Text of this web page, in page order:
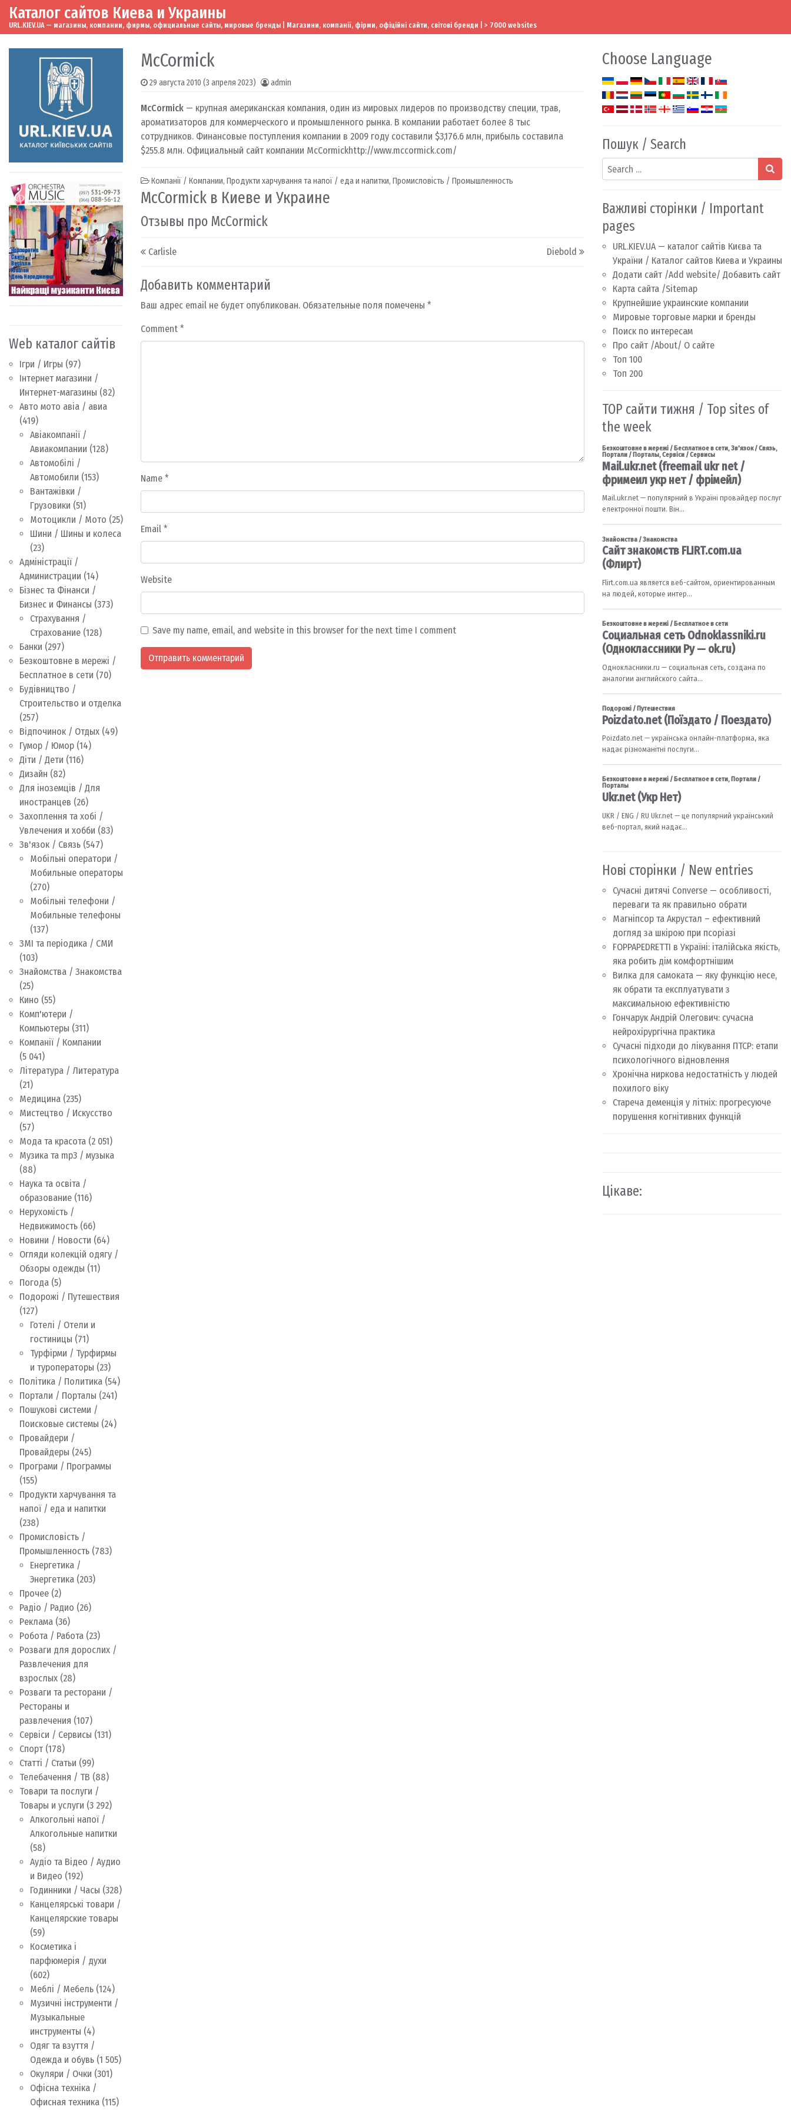
Skip to content
Main Navigation
Каталог сайтов Киева и Украины
URL.KIEV.UA — магазины, компании, фирмы, официальные сайты, мировые бренды | Магазини, компанії, фірми, офіційні сайти, світові бренди | > 7000 websites
Web каталог сайтів
Ігри / Игры (97)
Інтернет магазини /
Интернет-магазины (82)
Авто мото авіа / авиа
(419)
Авіакомпанії /
Авиакомпании (128)
Автомобілі /
Автомобили (153)
Вантажівки /
Грузовики (51)
Мотоцикли / Мото (25)
Шини / Шины и колеса
(23)
Адміністрації /
Администрации (14)
Бізнес та Фінанси /
Бизнес и Финансы (373)
Страхування /
Страхование (128)
Банки (297)
Безкоштовне в мережі /
Бесплатное в сети (70)
Будівництво /
Строительство и отделка
(257)
Відпочинок / Отдых (49)
Гумор / Юмор (14)
Діти / Дети (116)
Дизайн (82)
Для іноземців / Для
иностранцев (26)
Захоплення та хобі /
Увлечения и хобби (83)
Зв'язок / Связь (547)
Мобільні оператори /
Мобильные операторы
(270)
Мобільні телефони /
Мобильные телефоны
(137)
ЗМІ та періодика / СМИ
(103)
Знайомства / Знакомства
(25)
Кино (55)
Комп'ютери /
Компьютеры (311)
Компанії / Компании
(5 041)
Література / Литература
(21)
Медицина (235)
Мистецтво / Искусство
(57)
Мода та красота (2 051)
Музика та mp3 / музыка
(88)
Наука та освіта /
образование (116)
Нерухомість /
Недвижимость (66)
Новини / Новости (64)
Огляди колекцій одягу /
Обзоры одежды (11)
Погода (5)
Подорожі / Путешествия
(127)
Готелі / Отели и
гостиницы (71)
Турфірми / Турфирмы
и туроператоры (23)
Політика / Политика (54)
Портали / Порталы (241)
Пошукові системи /
Поисковые системы (24)
Провайдери /
Провайдеры (245)
Програми / Программы
(155)
Продукти харчування та
напої / еда и напитки
(238)
Промисловість /
Промышленность (783)
Енергетика /
Энергетика (203)
Прочее (2)
Радіо / Радио (26)
Реклама (36)
Робота / Работа (23)
Розваги для дорослих /
Развлечения для
взрослых (28)
Розваги та ресторани /
Рестораны и
развлечения (107)
Сервіси / Сервисы (131)
Спорт (178)
Статті / Статьи (99)
Телебачення / ТВ (88)
Товари та послуги /
Товары и услуги (3 292)
Алкогольні напої /
Алкогольные напитки
(58)
Аудіо та Відео / Аудио
и Видео (192)
Годинники / Часы (328)
Канцелярські товари /
Канцелярские товары
(59)
Косметика і
парфюмерія / духи
(602)
Меблі / Мебель (124)
Музичні інструменти /
Музыкальные
инструменты (4)
Одяг та взуття /
Одежда и обувь (1 505)
Окуляри / Очки (301)
Офісна техніка /
Офисная техника (115)
McCormick
29 августа 2010 (3 апреля 2023) admin
McCormick — крупная американская компания, один из мировых лидеров по производству специи, трав,
ароматизаторов для коммерческого и промышленного рынка. В компании работает более 8 тыс
сотрудников. Финансовые поступления компании в 2009 году составили $3,176.6 млн, прибыль составила
$255.8 млн. Официальный сайт компании McCormickhttp://www.mccormick.com/
Компанії / Компании, Продукти харчування та напої / еда и напитки, Промисловість / Промышленность
McCormick в Киеве и Украине
Отзывы про McCormick
Post navigation
Carlisle Diebold
Добавить комментарий
Ваш адрес email не будет опубликован. Обязательные поля помечены *
Comment *
Name *
Email *
Website
Save my name, email, and website in this browser for the next time I comment
Choose Language
Пошук / Search
Search
Важливі сторінки / Important
pages
URL.KIEV.UA — каталог сайтів Києва та
України / Каталог сайтов Киева и Украины
Додати сайт /Add website/ Добавить сайт
Карта сайта /Sitemap
Крупнейшие украинские компании
Мировые торговые марки и бренды
Поиск по интересам
Про сайт /About/ О сайте
Топ 100
Топ 200
TOP сайти тижня / Top sites of
the week
Нові сторінки / New entries
Сучасні дитячі Converse — особливості,
переваги та як правильно обрати
Магніпсор та Акрустал – ефективний
догляд за шкірою при псоріазі
FOPPAPEDRETTI в Україні: італійська якість,
яка робить дім комфортнішим
Вилка для самоката — яку функцію несе,
як обрати та експлуатувати з
максимальною ефективністю
Гончарук Андрій Олегович: сучасна
нейрохірургічна практика
Сучасні підходи до лікування ПТСР: етапи
психологічного відновлення
Хронічна ниркова недостатність у людей
похилого віку
Стареча деменція у літніх: прогресуюче
порушення когнітивних функцій
Цікаве: